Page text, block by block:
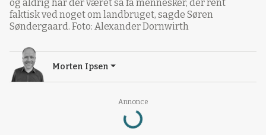
Annonce
Loading...
og aldrig har der været så få mennesker, der rent
faktisk ved noget om landbruget, sagde Søren
Søndergaard. Foto: Alexander Dornwirth
Morten Ipsen